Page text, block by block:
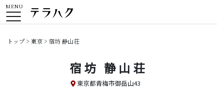
MENU
トップ> 東京> 宿坊 静山荘
宿坊 静山荘
東京都青梅市御岳山43